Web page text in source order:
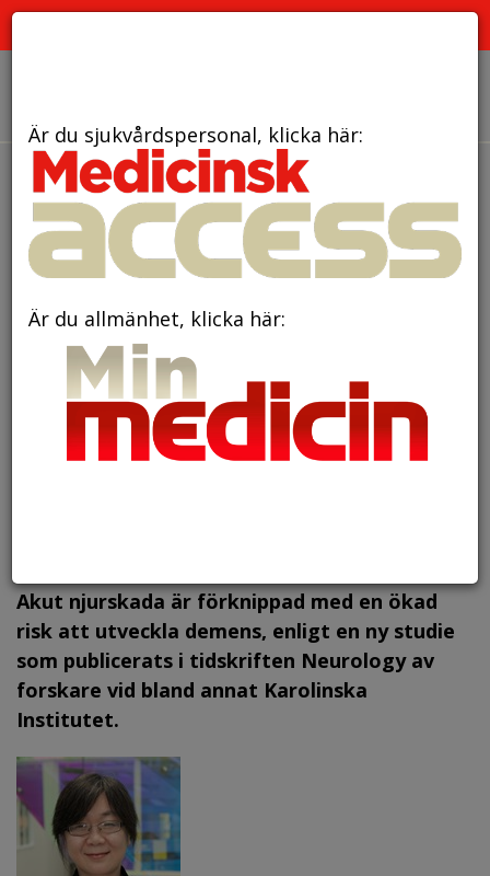
den 26 augusti 2024
Ökad risk för demens
efter akut njurskada
Akut njurskada är förknippad med en ökad
risk att utveckla demens, enligt en ny studie
som publicerats i tidskriften Neurology av
forskare vid bland annat Karolinska
Institutet.
Är du sjukvårdspersonal, klicka här:
Är du allmänhet, klicka här: